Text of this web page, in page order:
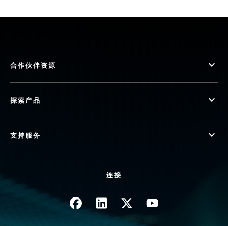
合作伙伴资源
探索产品
支持服务
连接
图像 图像 图像 图像